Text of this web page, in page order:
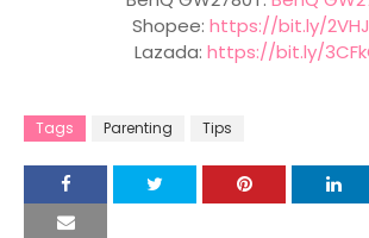
Shopee: https://bit.ly/
Lazada: https://bit.ly/
Tags Parenting Tips